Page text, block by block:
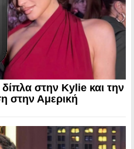
στην Kylie και την
στην Αμερική